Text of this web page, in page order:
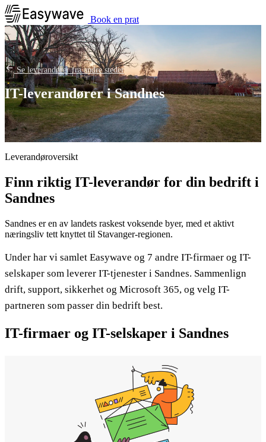
Book en prat
Se leverandører fra andre steder
IT-leverandører i Sandnes
Leverandøroversikt
Finn riktig IT-leverandør for din bedrift i
Sandnes
Sandnes er en av landets raskest voksende byer, med et aktivt
næringsliv tett knyttet til Stavanger-regionen.
Under har vi samlet Easywave og 7 andre IT-firmaer og IT-
selskaper som leverer IT-tjenester i Sandnes. Sammenlign
drift, support, sikkerhet og Microsoft 365, og velg IT-
partneren som passer din bedrift best.
IT-firmaer og IT-selskaper i Sandnes